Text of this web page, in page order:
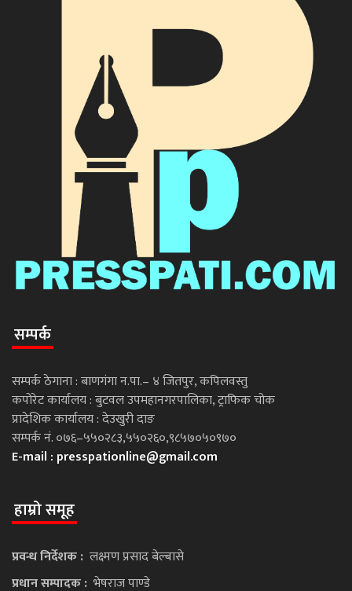
सम्पर्क
सम्पर्क ठेगाना : बाणगंगा न.पा.– ४ जितपुर, कपिलवस्तु
कपोरेट कार्यालय : बुटवल उपमहानगरपालिका, ट्राफिक चोक
प्रादेशिक कार्यालय : देउखुरी दाङ
सम्पर्क नं. ०७६–५५०२८३,५५०२६०,९८५७०५०९७०
E-mail : presspationline@gmail.com
हाम्रो समूह
प्रवन्ध निर्देशक : लक्ष्मण प्रसाद बेल्बासे
प्रधान सम्पादक : भेषराज पाण्डे